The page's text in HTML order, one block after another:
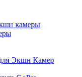
камеры
Экшн Камер